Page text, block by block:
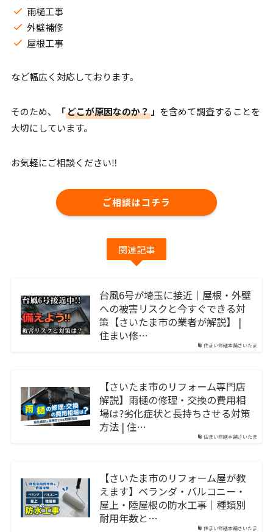
雨樋工事
外壁補修
屋根工事
など幅広く対応しております。
そのため、 「どこが原因なのか？」 を含めて調査することを
大切にしています。
お気軽にご相談ください‼︎
ご相談はコチラ
関連記事
住まい修繕本舗さいたま
台風6号が埼玉に接近｜屋根・外壁
への被害リスクと今すぐできる対
策【さいたま市の業者が解説】 |
住まい修…
住まい修繕本舗さいたま
【さいたま市のリフォーム専門店
解説】雨樋の修理・交換の費用相
場は?劣化症状と長持ちさせる対策
方法 | 住…
住まい修繕本舗さいたま
【さいたま市のリフォーム屋が教
えます】ベランダ・バルコニー・
屋上・陸屋根の防水工事｜種類別
耐用年数と…